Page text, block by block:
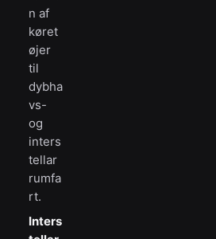
n af
køret
øjer
til
dybha
vs-
og
inters
tellar
rumfa
rt.
Inters